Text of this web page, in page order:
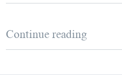
Continue reading